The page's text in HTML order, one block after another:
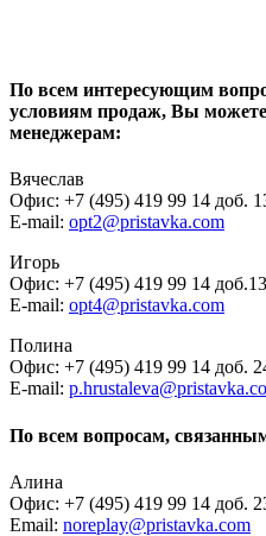
По всем интересующим
условиям продаж, Вы
менеджерам:
Вячеслав
Офис: +7 (495) 419 99 14 доб.
E-mail: opt2@pristavka.com
Игорь
Офис: +7 (495) 419 99 14
E-mail: opt4@pristavka.com
Полина
Офис: +7 (495) 419 99 14 доб.
E-mail:
По всем вопросам,
Алина
Офис: +7 (495) 419 99 14 доб.
Email: noreplay@pristavka.com